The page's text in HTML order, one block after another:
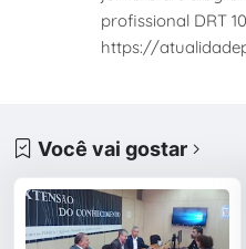
profissional DRT
https://
Você vai gostar